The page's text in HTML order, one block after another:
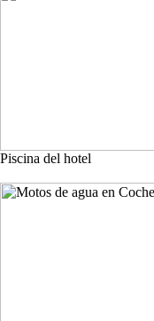
Piscina del hotel